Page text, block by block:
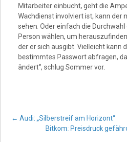
Mitarbeiter einbucht, geht die
Wachdienst involviert ist, kann der
sehen. Oder einfach die
Person wählen, um
der er sich ausgibt. Vielleicht kann
bestimmtes Passwort abfragen,
ändert“, schlug Sommer vor.
Post
← Audi: „Silberstreif am Horizont“
Bitkom: Preisdruck